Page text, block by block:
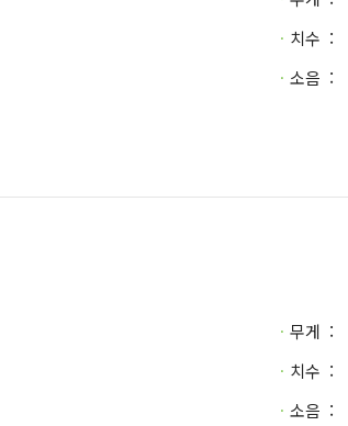
· 치수
· 소음
· 무게
· 치수
· 소음